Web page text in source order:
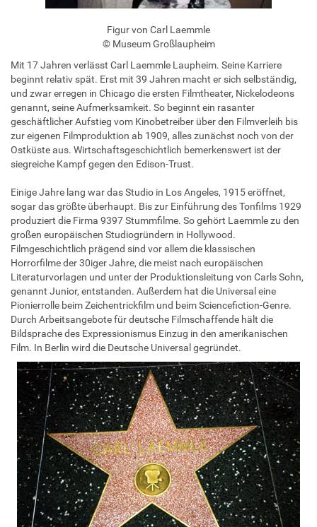
Figur von Carl Laemmle
© Museum Großlaupheim
Mit 17 Jahren verlässt Carl Laemmle Laupheim. Seine Karriere
beginnt relativ spät. Erst mit 39 Jahren macht er sich selbständig,
und zwar erregen in Chicago die ersten Filmtheater, Nickelodeons
genannt, seine Aufmerksamkeit. So beginnt ein rasanter
geschäftlicher Aufstieg vom Kinobetreiber über den Filmverleih bis
zur eigenen Filmproduktion ab 1909, alles zunächst noch von der
Ostküste aus. Wirtschaftsgeschichtlich bemerkenswert ist der
siegreiche Kampf gegen den Edison-Trust.
Einige Jahre lang war das Studio in Los Angeles, 1915 eröffnet,
sogar das größte überhaupt. Bis zur Einführung des Tonfilms 1929
produziert die Firma 9397 Stummfilme. So gehört Laemmle zu den
großen europäischen Studiogründern in Hollywood.
Filmgeschichtlich prägend sind vor allem die klassischen
Horrorfilme der 30iger Jahre, die meist nach europäischen
Literaturvorlagen und unter der Produktionsleitung von Carls Sohn,
genannt Junior, entstanden. Außerdem hat die Universal eine
Pionierrolle beim Zeichentrickfilm und beim Sciencefiction-Genre.
Durch Arbeitsangebote für deutsche Filmschaffende hält die
Bildsprache des Expressionismus Einzug in den amerikanischen
Film. In Berlin wird die Deutsche Universal gegründet.